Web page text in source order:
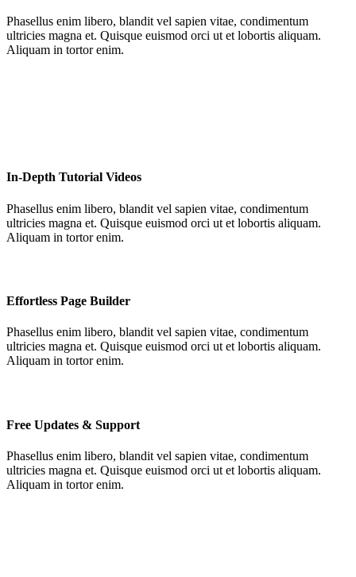
Phasellus enim libero, blandit vel sapien vitae, condimentum
ultricies magna et. Quisque euismod orci ut et lobortis aliquam.
Aliquam in tortor enim.
In-Depth Tutorial Videos
Phasellus enim libero, blandit vel sapien vitae, condimentum
ultricies magna et. Quisque euismod orci ut et lobortis aliquam.
Aliquam in tortor enim.
Effortless Page Builder
Phasellus enim libero, blandit vel sapien vitae, condimentum
ultricies magna et. Quisque euismod orci ut et lobortis aliquam.
Aliquam in tortor enim.
Free Updates & Support
Phasellus enim libero, blandit vel sapien vitae, condimentum
ultricies magna et. Quisque euismod orci ut et lobortis aliquam.
Aliquam in tortor enim.